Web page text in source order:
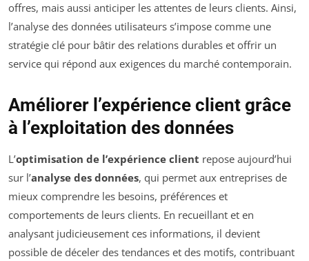
offres, mais aussi anticiper les attentes de leurs clients. Ainsi,
l’analyse des données utilisateurs s’impose comme une
stratégie clé pour bâtir des relations durables et offrir un
service qui répond aux exigences du marché contemporain.
Améliorer l’expérience client grâce
à l’exploitation des données
L’optimisation de l’expérience client repose aujourd’hui
sur l’analyse des données, qui permet aux entreprises de
mieux comprendre les besoins, préférences et
comportements de leurs clients. En recueillant et en
analysant judicieusement ces informations, il devient
possible de déceler des tendances et des motifs, contribuant